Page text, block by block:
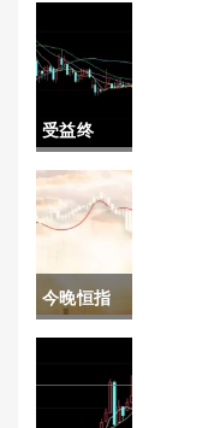
受益终
身！广西
正规纳指
（详细介
区纳指期
今晚恒指
有夜盘(恒
指晚上几